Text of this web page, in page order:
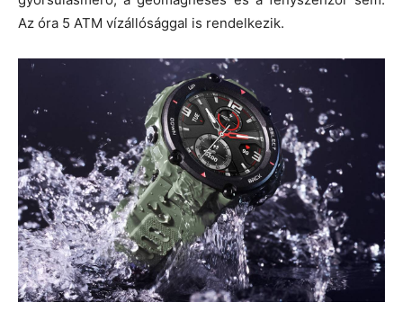
Az óra 5 ATM vízállósággal is rendelkezik.